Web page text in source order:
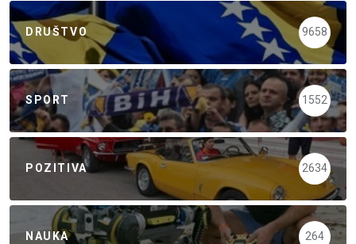
DRUŠTVO 9658
SPORT 1552
POZITIVA 2634
NAUKA 264